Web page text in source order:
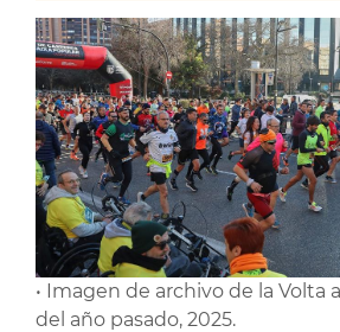
• Imagen de archivo de la Volta
del año pasado, 2025.